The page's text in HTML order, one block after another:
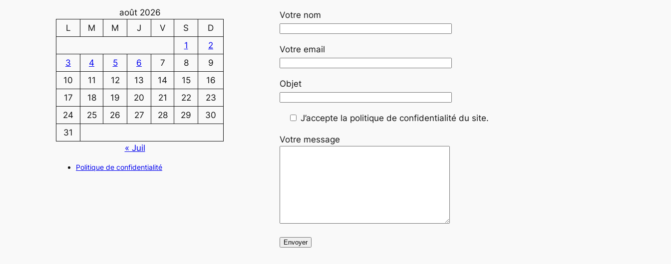
août 2026
L
M M J V S
D
1
2
3
4 5 6 7 8
9
10
11 12 13 14 15
16
17
18 19 20 21 22
23
24
25 26 27 28 29
30
31
« Juil
Politique de confidentialité
Votre nom
Votre email
Objet
J’accepte la politique de confidentialité du site.
Votre message